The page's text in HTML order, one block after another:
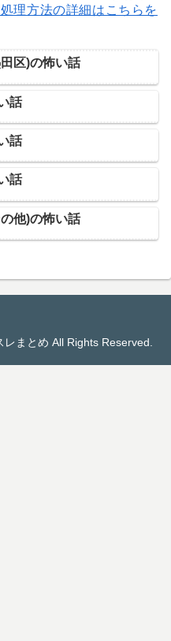
理方法の詳細はこちらを
区)の怖い話
話
話
話
他)の怖い話
まとめ All Rights Reserved.